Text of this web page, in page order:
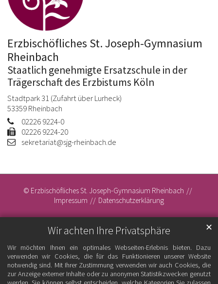
Wir achten Ihre Privatsphäre
Wir möchten Ihnen ein optimales Webseiten-Erlebnis bieten. Dazu
verwenden wir Cookies, die für das Funktionieren unserer Website
notwendig sind. Mit Ihrer Zustimmung verwenden wir auch Cookies, die
zur Anzeige externer Inhalte oder zu anonymen Statistikzwecken genutzt
✕
Erzbischöfliches St. Joseph-Gymnasium
Rheinbach
Staatlich genehmigte Ersatzschule in der
Trägerschaft des Erzbistums Köln
Stadtpark 31 (Zufahrt über Lurheck)
53359Rheinbach
02226 9224-0
02226 9224-20
sekretariat@sjg-rheinbach.de
© Erzbischöfliches St. Joseph-Gymnasium Rheinbach
Impressum
Datenschutzerklärung